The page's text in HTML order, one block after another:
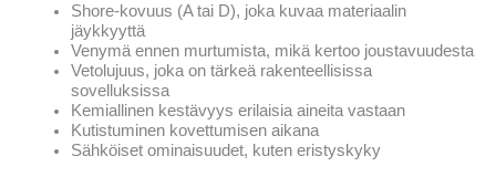
Shore-kovuus (A tai D), joka kuvaa materiaalin
jäykkyyttä
Venymä ennen murtumista, mikä kertoo joustavuudesta
Vetolujuus, joka on tärkeä rakenteellisissa
sovelluksissa
Kemiallinen kestävyys erilaisia aineita vastaan
Kutistuminen kovettumisen aikana
Sähköiset ominaisuudet, kuten eristyskyky